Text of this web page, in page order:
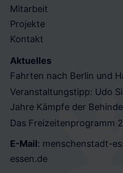
Mitarbeit
Projekte
Kontakt
Aktuelles
Fahrten nach Berlin und
Veranstaltungstipp: Udo
Jahre Kämpfe der
Das Freizeitenprogramm
E-Mail: menschenstadt-
essen.de